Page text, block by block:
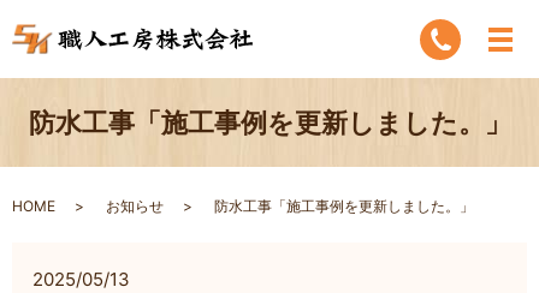
防水工事「施工事例を更新しました。」
HOME お知らせ 防水工事「施工事例を更新しました。」
2025/05/13